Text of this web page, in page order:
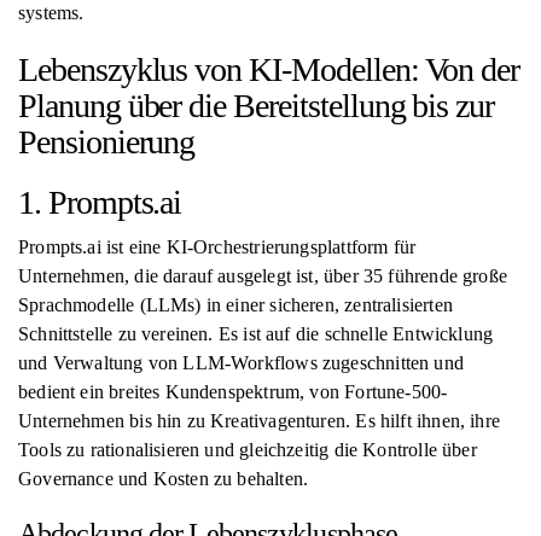
systems.
Lebenszyklus von KI-Modellen: Von der
Planung über die Bereitstellung bis zur
Pensionierung
1. Prompts.ai
Prompts.ai ist eine KI-Orchestrierungsplattform für
Unternehmen, die darauf ausgelegt ist, über 35 führende große
Sprachmodelle (LLMs) in einer sicheren, zentralisierten
Schnittstelle zu vereinen. Es ist auf die schnelle Entwicklung
und Verwaltung von LLM-Workflows zugeschnitten und
bedient ein breites Kundenspektrum, von Fortune-500-
Unternehmen bis hin zu Kreativagenturen. Es hilft ihnen, ihre
Tools zu rationalisieren und gleichzeitig die Kontrolle über
Governance und Kosten zu behalten.